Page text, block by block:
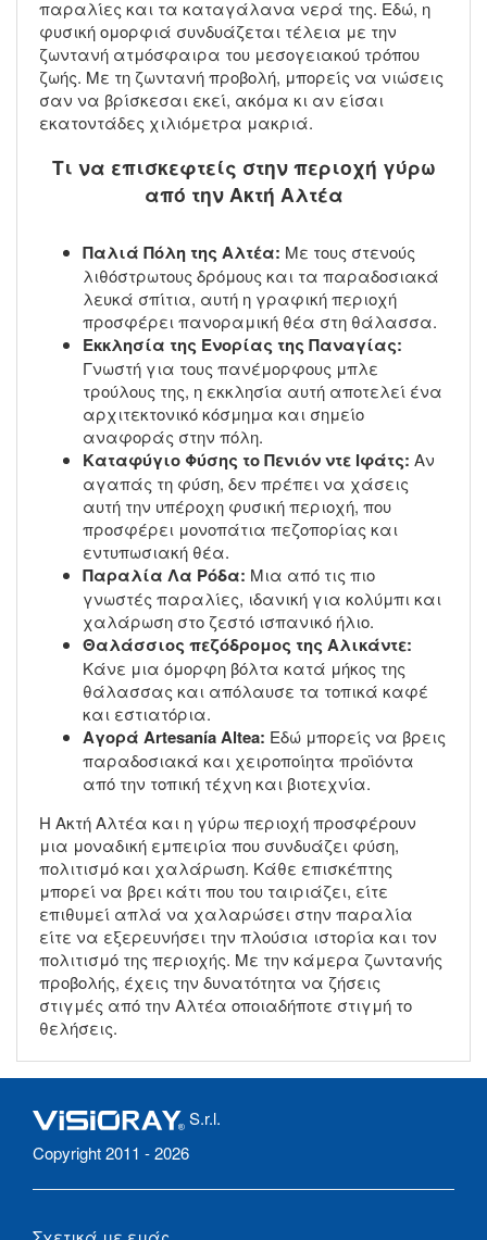
παραλίες και τα καταγάλανα νερά της. Εδώ, η
φυσική ομορφιά συνδυάζεται τέλεια με την
ζωντανή ατμόσφαιρα του μεσογειακού τρόπου
ζωής. Με τη ζωντανή προβολή, μπορείς να νιώσεις
σαν να βρίσκεσαι εκεί, ακόμα κι αν είσαι
εκατοντάδες χιλιόμετρα μακριά.
Τι να επισκεφτείς στην περιοχή γύρω
από την Ακτή Αλτέα
Παλιά Πόλη της Αλτέα: Με τους στενούς
λιθόστρωτους δρόμους και τα παραδοσιακά
λευκά σπίτια, αυτή η γραφική περιοχή
προσφέρει πανοραμική θέα στη θάλασσα.
Εκκλησία της Ενορίας της Παναγίας:
Γνωστή για τους πανέμορφους μπλε
τρούλους της, η εκκλησία αυτή αποτελεί ένα
αρχιτεκτονικό κόσμημα και σημείο
αναφοράς στην πόλη.
Καταφύγιο Φύσης το Πενιόν ντε Ιφάτς: Αν
αγαπάς τη φύση, δεν πρέπει να χάσεις
αυτή την υπέροχη φυσική περιοχή, που
προσφέρει μονοπάτια πεζοπορίας και
εντυπωσιακή θέα.
Παραλία Λα Ρόδα: Μια από τις πιο
γνωστές παραλίες, ιδανική για κολύμπι και
χαλάρωση στο ζεστό ισπανικό ήλιο.
Θαλάσσιος πεζόδρομος της Αλικάντε:
Κάνε μια όμορφη βόλτα κατά μήκος της
θάλασσας και απόλαυσε τα τοπικά καφέ
και εστιατόρια.
Αγορά Artesanía Altea: Εδώ μπορείς να βρεις
παραδοσιακά και χειροποίητα προϊόντα
από την τοπική τέχνη και βιοτεχνία.
Η Ακτή Αλτέα και η γύρω περιοχή προσφέρουν
μια μοναδική εμπειρία που συνδυάζει φύση,
πολιτισμό και χαλάρωση. Κάθε επισκέπτης
μπορεί να βρει κάτι που του ταιριάζει, είτε
επιθυμεί απλά να χαλαρώσει στην παραλία
είτε να εξερευνήσει την πλούσια ιστορία και τον
πολιτισμό της περιοχής. Με την κάμερα ζωντανής
προβολής, έχεις την δυνατότητα να ζήσεις
στιγμές από την Αλτέα οποιαδήποτε στιγμή το
θελήσεις.
S.r.l.
Copyright 2011 - 2026